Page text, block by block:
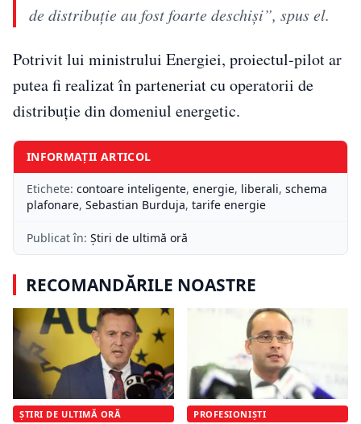
de distribuţie au fost foarte deschişi”, spus el.
Potrivit lui ministrului Energiei, proiectul-pilot ar
putea fi realizat în parteneriat cu operatorii de
distribuție din domeniul energetic.
INFORMAȚII ARTICOL
Etichete: contoare inteligente, energie, liberali, schema
plafonare, Sebastian Burduja, tarife energie
Publicat în: Știri de ultimă oră
RECOMANDĂRILE NOASTRE
ȘTIRI DE ULTIMĂ ORĂ PROFESIONIȘTI